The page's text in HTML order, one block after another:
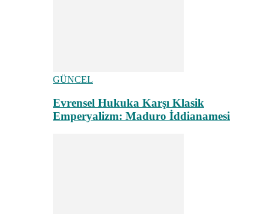
GÜNCEL
Evrensel Hukuka Karşı Klasik
Emperyalizm: Maduro İddianamesi